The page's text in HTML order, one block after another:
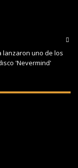
lanzaron uno de los
'Nevermind'